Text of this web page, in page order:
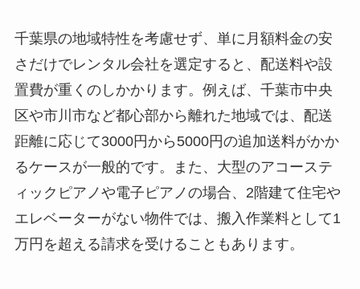
千葉県の地域特性を考慮せず、単に月額料金の安
さだけでレンタル会社を選定すると、配送料や設
置費が重くのしかかります。例えば、千葉市中央
区や市川市など都心部から離れた地域では、配送
距離に応じて3000円から5000円の追加送料がかか
るケースが一般的です。また、大型のアコーステ
ィックピアノや電子ピアノの場合、2階建て住宅や
エレベーターがない物件では、搬入作業料として1
万円を超える請求を受けることもあります。